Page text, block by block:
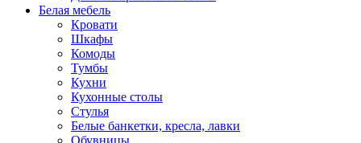
Белая мебель
Кровати
Шкафы
Комоды
Тумбы
Кухни
Кухонные столы
Стулья
Белые банкетки, кресла, лавки
Обувницы